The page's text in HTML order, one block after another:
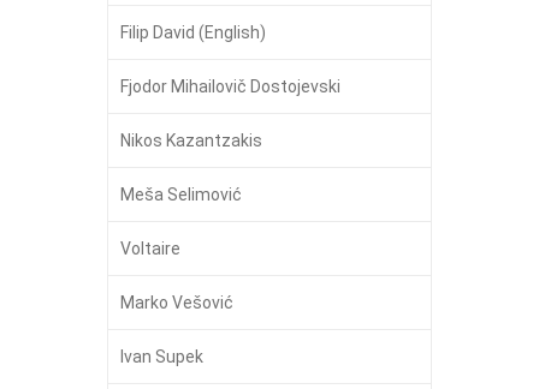
Filip David (English)
Fjodor Mihailovič Dostojevski
Nikos Kazantzakis
Meša Selimović
Voltaire
Marko Vešović
Ivan Supek